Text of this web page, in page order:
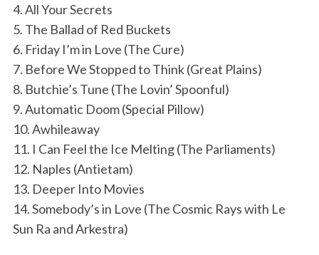
4. All Your Secrets
5. The Ballad of Red Buckets
6. Friday I’m in Love (The Cure)
7. Before We Stopped to Think (Great Plains)
8. Butchie’s Tune (The Lovin’ Spoonful)
9. Automatic Doom (Special Pillow)
10. Awhileaway
11. I Can Feel the Ice Melting (The Parliaments)
12. Naples (Antietam)
13. Deeper Into Movies
14. Somebody’s in Love (The Cosmic Rays with Le
Sun Ra and Arkestra)